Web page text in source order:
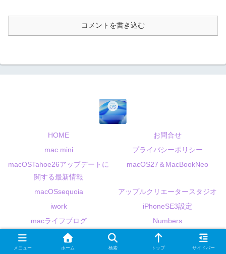
コメントを書き込む
HOME
お問合せ
mac mini
プライバシーポリシー
macOSTahoe26アップデートに
関する最新情報
macOS27＆MacBookNeo
macOSsequoia
アップルクリエータースタジオ
iwork
iPhoneSE3設定
macライフブログ
Numbers
pages
mac日本語入力FAQ&ATOK
名探偵コナン
メニュー ホーム 検索 トップ サイドバー